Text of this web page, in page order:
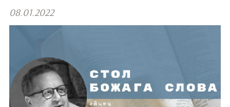
08.01.2022